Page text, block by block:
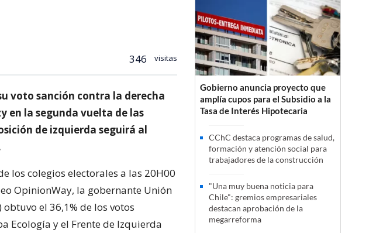
346 visitas
voto sanción contra la derecha
en la segunda vuelta de las
de izquierda seguirá al
los colegios electorales a las 20H00
OpinionWay, la gobernante Unión
el 36,1% de los votos
Ecología y el Frente de Izquierda
Gobierno anuncia proyecto que
amplía cupos para el Subsidio a la
Tasa de Interés Hipotecaria
CChC destaca programas de salud,
formación y atención social para
trabajadores de la construcción
"Una muy buena noticia para
Chile": gremios empresariales
destacan aprobación de la
megarreforma